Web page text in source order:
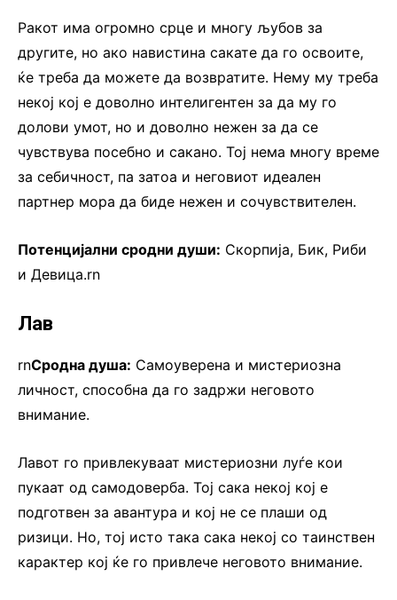
Ракот има огромно срце и многу љубов за
другите, но ако навистина сакате да го освоите,
ќе треба да можете да возвратите. Нему му треба
некој кој е доволно интелигентен за да му го
долови умот, но и доволно нежен за да се
чувствува посебно и сакано. Тој нема многу време
за себичност, па затоа и неговиот идеален
партнер мора да биде нежен и сочувствителен.
Потенцијални сродни души: Скорпија, Бик, Риби
и Девица.rn
Лав
rnСродна душа: Самоуверена и мистериозна
личност, способна да го задржи неговото
внимание.
Лавот го привлекуваат мистериозни луѓе кои
пукаат од самодоверба. Тој сака некој кој е
подготвен за авантура и кој не се плаши од
ризици. Но, тој исто така сака некој со таинствен
карактер кој ќе го привлече неговото внимание.